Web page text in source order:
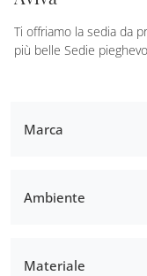
Marca
Ambiente
Materiale
Ti offriamo la sedia da
più belle Sedie